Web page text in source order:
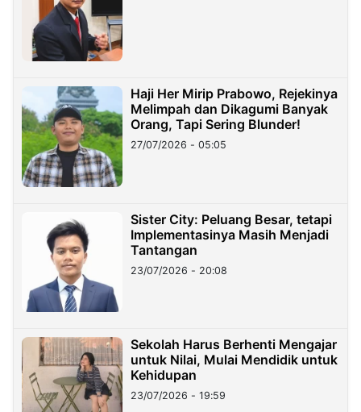
Haji Her Mirip Prabowo, Rejekinya
Melimpah dan Dikagumi Banyak
Orang, Tapi Sering Blunder!
27/07/2026 - 05:05
Sister City: Peluang Besar, tetapi
Implementasinya Masih Menjadi
Tantangan
23/07/2026 - 20:08
Sekolah Harus Berhenti Mengajar
untuk Nilai, Mulai Mendidik untuk
Kehidupan
23/07/2026 - 19:59